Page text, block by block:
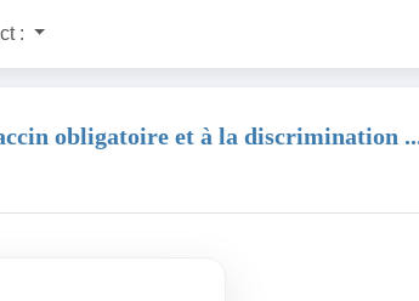
:
obligatoire et à la discrimination